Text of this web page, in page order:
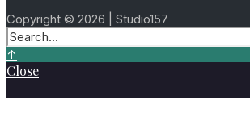
Copyright © 2026 | Studio157
↑
Close